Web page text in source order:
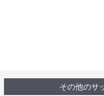
その他のサ